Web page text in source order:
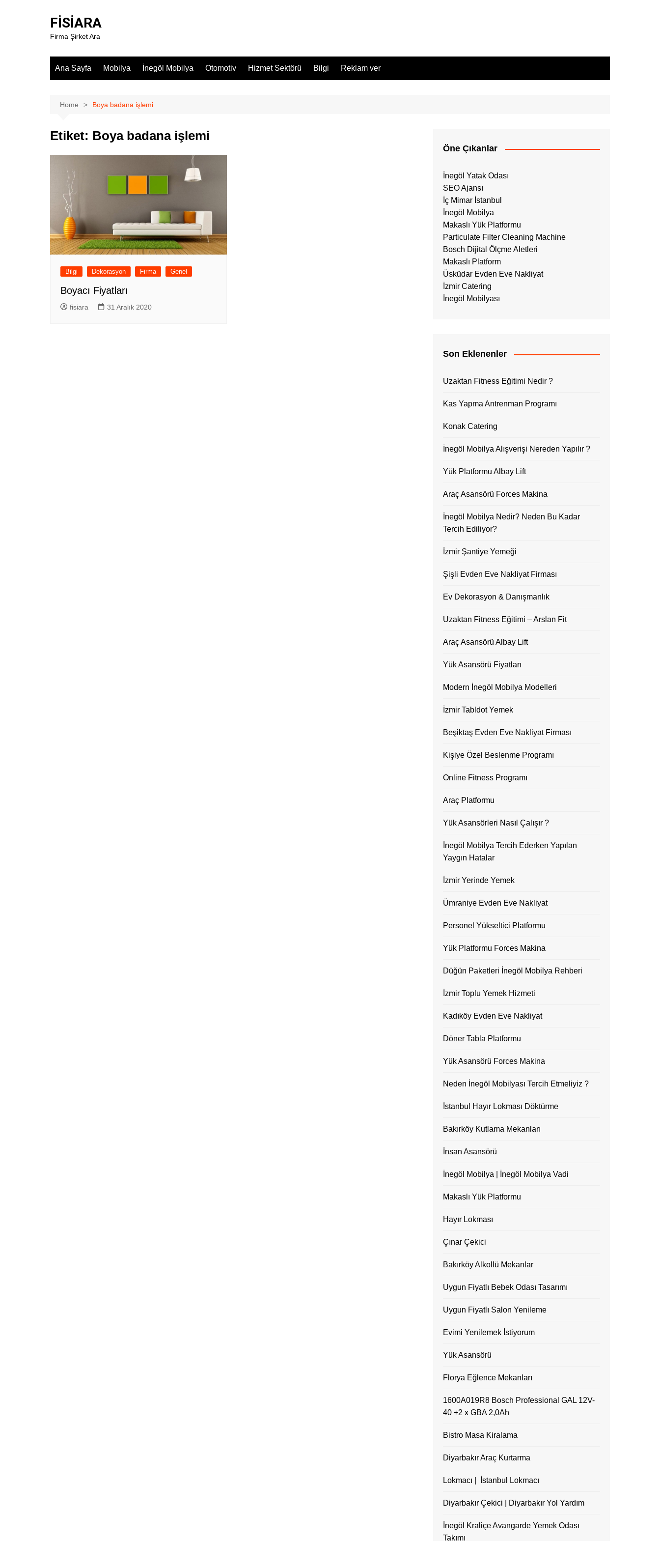
FİSİARA
Firma Şirket Ara
Ana Sayfa Mobilya İnegöl Mobilya Otomotiv Hizmet Sektörü Bilgi Reklam ver
Home Boya badana işlemi
Etiket: Boya badana işlemi
Bilgi Dekorasyon Firma Genel
Boyacı Fiyatları
fisiara 31 Aralık 2020
Öne Çıkanlar
İnegöl Yatak Odası
SEO Ajansı
İç Mimar İstanbul
İnegöl Mobilya
Makaslı Yük Platformu
Particulate Filter Cleaning Machine
Bosch Dijital Ölçme Aletleri
Makaslı Platform
Üsküdar Evden Eve Nakliyat
İzmir Catering
İnegöl Mobilyası
Son Eklenenler
Uzaktan Fitness Eğitimi Nedir ?
Kas Yapma Antrenman Programı
Konak Catering
İnegöl Mobilya Alışverişi Nereden Yapılır ?
Yük Platformu Albay Lift
Araç Asansörü Forces Makina
İnegöl Mobilya Nedir? Neden Bu Kadar
Tercih Ediliyor?
İzmir Şantiye Yemeği
Şişli Evden Eve Nakliyat Firması
Ev Dekorasyon & Danışmanlık
Uzaktan Fitness Eğitimi – Arslan Fit
Araç Asansörü Albay Lift
Yük Asansörü Fiyatları
Modern İnegöl Mobilya Modelleri
İzmir Tabldot Yemek
Beşiktaş Evden Eve Nakliyat Firması
Kişiye Özel Beslenme Programı
Online Fitness Programı
Araç Platformu
Yük Asansörleri Nasıl Çalışır ?
İnegöl Mobilya Tercih Ederken Yapılan
Yaygın Hatalar
İzmir Yerinde Yemek
Ümraniye Evden Eve Nakliyat
Personel Yükseltici Platformu
Yük Platformu Forces Makina
Düğün Paketleri İnegöl Mobilya Rehberi
İzmir Toplu Yemek Hizmeti
Kadıköy Evden Eve Nakliyat
Döner Tabla Platformu
Yük Asansörü Forces Makina
Neden İnegöl Mobilyası Tercih Etmeliyiz ?
İstanbul Hayır Lokması Döktürme
Bakırköy Kutlama Mekanları
İnsan Asansörü
İnegöl Mobilya | İnegöl Mobilya Vadi
Makaslı Yük Platformu
Hayır Lokması
Çınar Çekici
Bakırköy Alkollü Mekanlar
Uygun Fiyatlı Bebek Odası Tasarımı
Uygun Fiyatlı Salon Yenileme
Evimi Yenilemek İstiyorum
Yük Asansörü
Florya Eğlence Mekanları
1600A019R8 Bosch Professional GAL 12V-
40 +2 x GBA 2,0Ah
Bistro Masa Kiralama
Diyarbakır Araç Kurtarma
Lokmacı | İstanbul Lokmacı
Diyarbakır Çekici | Diyarbakır Yol Yardım
İnegöl Kraliçe Avangarde Yemek Odası
Takımı